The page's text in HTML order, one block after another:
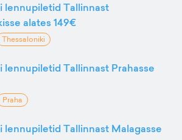
lennupiletid Tallinnast
alates 149€
Thessaloniki
lennupiletid Tallinnast Prahasse
Praha
lennupiletid Tallinnast Malagasse